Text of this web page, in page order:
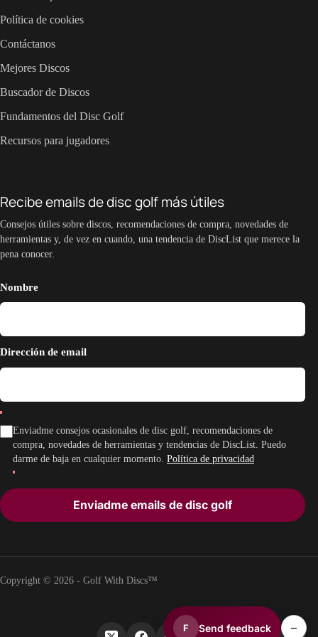
Política de cookies
Contáctanos
Mejores Discos
Buscador de Discos
Fundamentos del Disc Golf
Recursos para jugadores
Recibe emails de disc golf más útiles
Consejos útiles sobre discos, recomendaciones de compra, novedades de
herramientas y, de vez en cuando, una tendencia de DiscList que merece la
pena conocer.
Nombre
Dirección de email
Enviadme consejos ocasionales de disc golf, recomendaciones de
compra, novedades de herramientas y tendencias de DiscList. Puedo
darme de baja en cualquier momento. Política de privacidad
Enviadme emails de disc golf
Copyright © 2026 - Golf With Discs™
F Send feedback –